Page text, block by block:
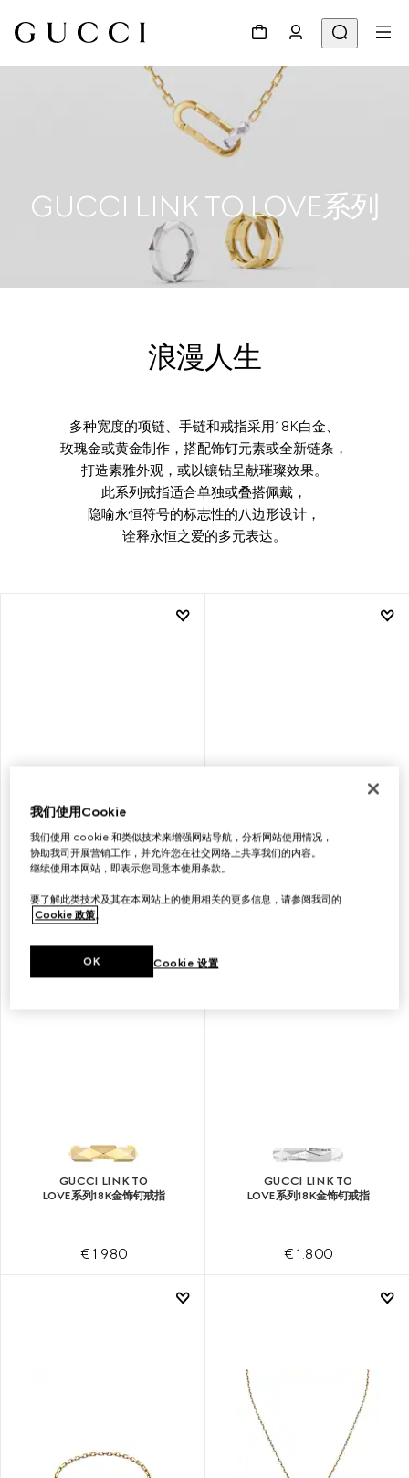
GUCCI LINK TO LOVE系列
浪漫人生
多种宽度的项链、手链和戒指采用18K白金、
玫瑰金或黄金制作，搭配饰钉元素或全新链条，
打造素雅外观，或以镶钻呈献璀璨效果。
此系列戒指适合单独或叠搭佩戴，
隐喻永恒符号的标志性的八边形设计，
诠释永恒之爱的多元表达。
GUCCI LINK TO
LOVE系列18K金镜面戒指
€ 1.100
GUCCI LINK TO
LOVE系列18K金饰钉戒指
GUCCI LINK TO
LOVE系列18K金饰钉戒指
€ 1.980
GUCCI LINK TO
LOVE系列18K金饰钉戒指
€ 1.800
我们使用Cookie
我们使用 cookie 和类似技术来增强网站导航，分析网站使用情况，
协助我司开展营销工作，并允许您在社交网络上共享我们的内容。
继续使用本网站，即表示您同意本使用条款。
要了解此类技术及其在本网站上的使用相关的更多信息，请参阅我司的
Cookie 政策。
Cookie 设置
OK